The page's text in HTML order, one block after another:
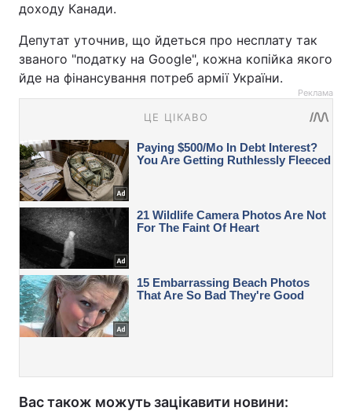
доходу Канади.
Депутат уточнив, що йдеться про несплату так
званого "податку на Google", кожна копійка якого
йде на фінансування потреб армії України.
Реклама
Вас також можуть зацікавити новини: